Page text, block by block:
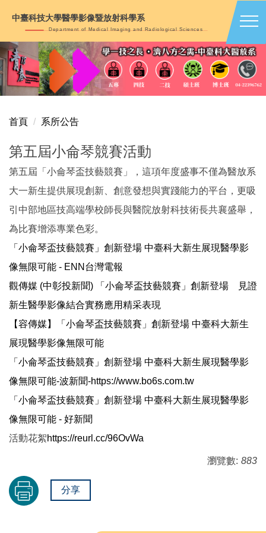
要
內
區
中臺科技大學醫學影像暨放射科學系
Department of Medical Imaging and Radiological Sciences
首頁 系所公告
第五屆小侖琴競賽活動
第五屆「小侖琴盃技藝競賽」，這項年度盛事不僅為醫放系
大一新生提供展現創新、創意發想與實踐能力的平台，更吸
引中部地區技高端學校師長與醫院放射科技術長共襄盛舉，
為比賽增添專業色彩。
「小侖琴盃技藝競賽」創新登場 中臺科大新生展現醫學影
像無限可能 - ENN台灣電報
觀傳媒 (中彰投新聞) 「小侖琴盃技藝競賽」創新登場 見證
新生醫學影像結合實務應用精采表現
【容傳媒】「小侖琴盃技藝競賽」創新登場 中臺科大新生
展現醫學影像無限可能
「小侖琴盃技藝競賽」創新登場 中臺科大新生展現醫學影
像無限可能-波新聞-https://www.bo6s.com.tw
「小侖琴盃技藝競賽」創新登場 中臺科大新生展現醫學影
像無限可能 - 好新聞
活動花絮https://reurl.cc/96OvWa
瀏覽數: 883
分享